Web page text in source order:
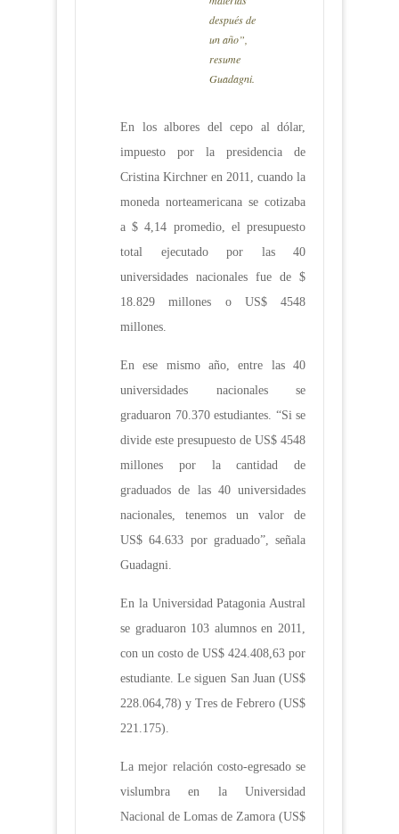
después de
un año”,
resume
Guadagni.
En los albores del cepo al dólar,
impuesto por la presidencia de
Cristina Kirchner en 2011, cuando la
moneda norteamericana se cotizaba
a $ 4,14 promedio, el presupuesto
total ejecutado por las 40
universidades nacionales fue de $
18.829 millones o US$ 4548
millones.
En ese mismo año, entre las 40
universidades nacionales se
graduaron 70.370 estudiantes. “Si se
divide este presupuesto de US$ 4548
millones por la cantidad de
graduados de las 40 universidades
nacionales, tenemos un valor de
US$ 64.633 por graduado”, señala
Guadagni.
En la Universidad Patagonia Austral
se graduaron 103 alumnos en 2011,
con un costo de US$ 424.408,63 por
estudiante. Le siguen San Juan (US$
228.064,78) y Tres de Febrero (US$
221.175).
La mejor relación costo-egresado se
vislumbra en la Universidad
Nacional de Lomas de Zamora (US$